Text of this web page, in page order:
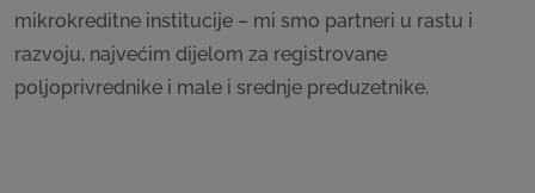
mikrokreditne institucije – mi smo partneri u rastu i
razvoju, najvećim dijelom za registrovane
poljoprivrednike i male i srednje preduzetnike.